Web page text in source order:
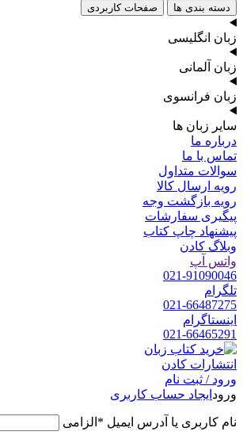
دسته بندی ها صفحات کاربردی
زبان انگلیسی
زبان آلمانی
زبان فرانسوی
سایر زبان ها
درباره ما
تماس با ما
سوالات متداول
رویه ارسال کالا
رویه بازگشت وجه
پیگیری سفارشات
پیشنهاد چاپ کتاب
وبلاگ کادن
واتس آپ
021-91090046
تلگرام
021-66487275
اینستاگرام
021-66465291
ورود / ثبت نام
ورود ایجاد حساب کاربری
نام کاربری یا آدرس ایمیل * الزامی